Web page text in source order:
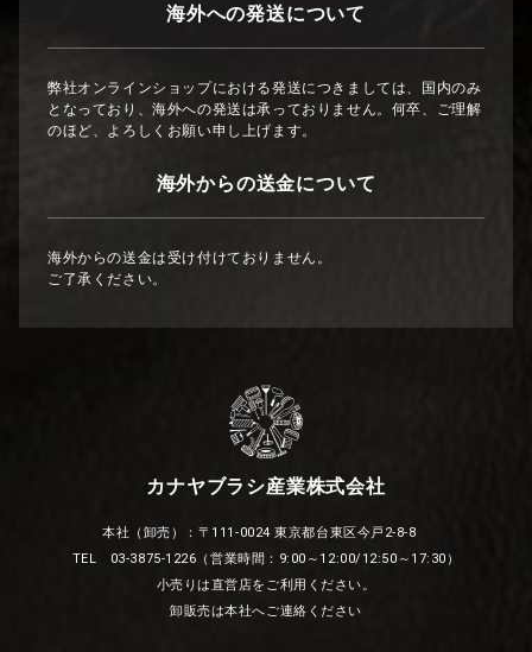
海外への発送について
弊社オンラインショップにおける発送につきましては、国内のみ
となっており、海外への発送は承っておりません。何卒、ご理解
のほど、よろしくお願い申し上げます。
海外からの送金について
海外からの送金は受け付けておりません。
ご了承ください。
カナヤブラシ産業株式会社
本社（卸売）：〒111-0024 東京都台東区今戸2-8-8
TEL 03-3875-1226（営業時間：9:00～12:00/12:50～17:30）
小売りは直営店をご利用ください。
卸販売は本社へご連絡ください